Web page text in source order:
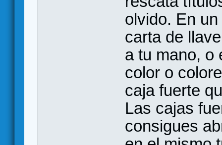
olvido. En
carta de
a tu mano, o
color o
caja fuerte
Las cajas
consigues